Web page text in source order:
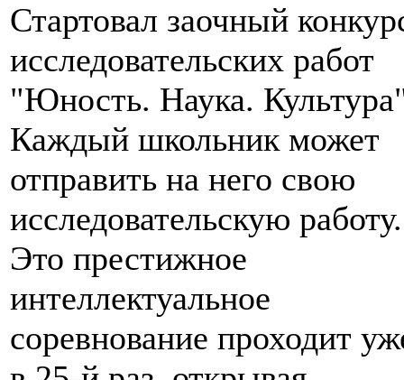
Стартовал заочный
исследовательских работ
"Юность. Наука.
Каждый школьник может
отправить на него свою
исследовательскую работу.
Это престижное
интеллектуальное
соревнование проходит